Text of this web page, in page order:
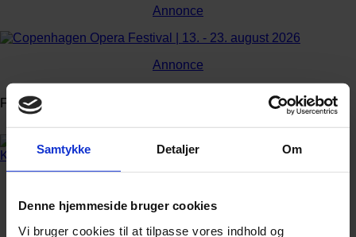
Samtykke Detaljer Om
Denne hjemmeside bruger cookies
Vi bruger cookies til at tilpasse vores indhold og
Annonce
Annonce
FLERE NYHEDER